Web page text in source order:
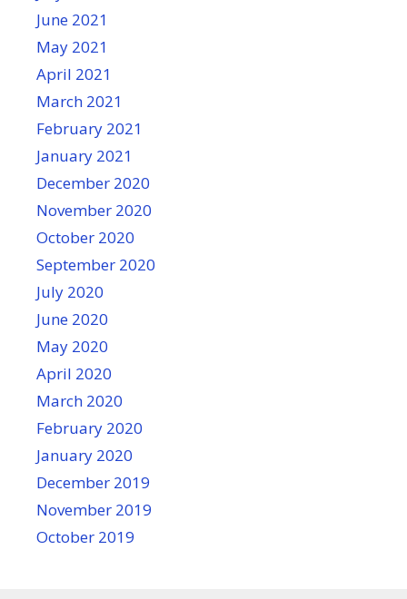
June 2021
May 2021
April 2021
March 2021
February 2021
January 2021
December 2020
November 2020
October 2020
September 2020
July 2020
June 2020
May 2020
April 2020
March 2020
February 2020
January 2020
December 2019
November 2019
October 2019